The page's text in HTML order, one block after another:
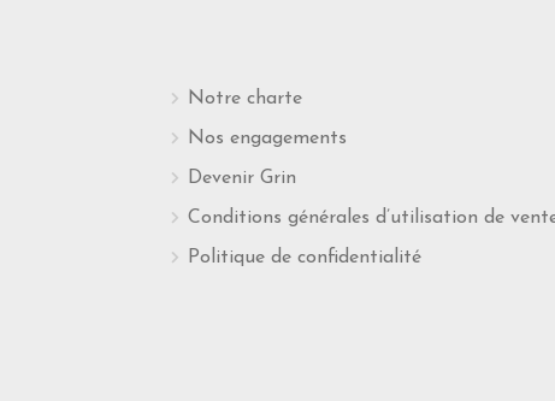
Notre charte
Nos engagements
Devenir Grin
Conditions générales d’utilisation de
Politique de confidentialité